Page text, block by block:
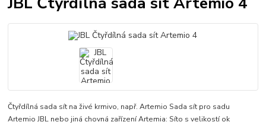
Čtyřdílná sada sít na živé krmivo, např. Artemio Sada sít pro sadu
Artemio JBL nebo jiná chovná zařízení Artemia: Síto s velikostí ok